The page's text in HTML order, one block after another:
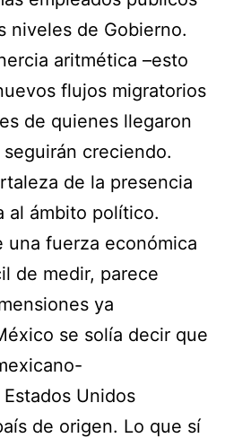
niveles de Gobierno.
aritmética –esto
flujos migratorios
de quienes llegaron
creciendo.
de la presencia
al ámbito político.
una fuerza económica
de medir, parece
ya
se solía decir que
Unidos
de origen. Lo que sí